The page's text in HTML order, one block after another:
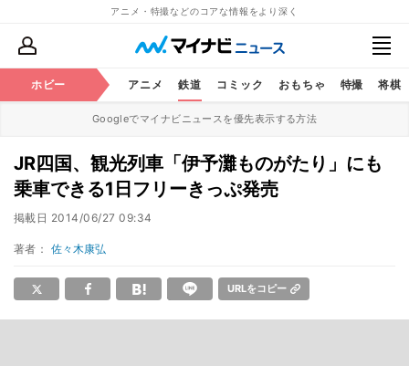
アニメ・特撮などのコアな情報をより深く
ホビー アニメ 鉄道 コミック おもちゃ 特撮 将棋
Googleでマイナビニュースを優先表示する方法
JR四国、観光列車「伊予灘ものがたり」にも
乗車できる1日フリーきっぷ発売
掲載日 2014/06/27 09:34
著者： 佐々木康弘
URLをコピー